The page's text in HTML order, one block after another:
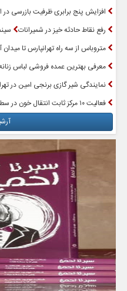
افزایش پنج برابری ظرفیت بازرسی در
رفع نقاط حادثه خیز در شمیرانات
متروباس از سه راه تهرانپارس تا میدان
معرفی بهترین عمده فروشی لباس
نمایندگی شیر گازی برنجی امین در
فعالیت ۱۰ مرکز ثابت انتقال خون در سطح استان تهران